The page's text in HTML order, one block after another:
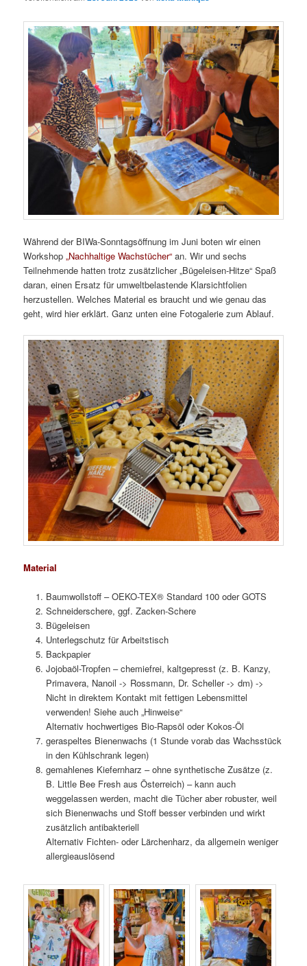
Während der BIWa-Sonntagsöffnung im Juni boten wir einen
Workshop„Nachhaltige Wachstücher“ an. Wir und sechs
Teilnehmende hatten trotz zusätzlicher „Bügeleisen-Hitze“ Spaß
daran, einen Ersatz für umweltbelastende Klarsichtfolien
herzustellen. Welches Material es braucht und wie genau das
geht, wird hier erklärt. Ganz unten eine Fotogalerie zum Ablauf.
Material
Baumwollstoff – OEKO-TEX® Standard 100 oder GOTS
Schneiderschere, ggf. Zacken-Schere
Bügeleisen
Unterlegschutz für Arbeitstisch
Backpapier
Jojobaöl-Tropfen – chemiefrei, kaltgepresst (z. B. Kanzy,
Primavera, Nanoil -> Rossmann, Dr. Scheller -> dm) ->
Nicht in direktem Kontakt mit fettigen Lebensmittel
verwenden! Siehe auch „Hinweise“
Alternativ hochwertiges Bio-Rapsöl oder Kokos-Öl
geraspeltes Bienenwachs (1 Stunde vorab das Wachsstück
in den Kühlschrank legen)
gemahlenes Kiefernharz – ohne synthetische Zusätze (z.
B. Little Bee Fresh aus Österreich) – kann auch
weggelassen werden, macht die Tücher aber robuster, weil
sich Bienenwachs und Stoff besser verbinden und wirkt
zusätzlich antibakteriell
Alternativ Fichten- oder Lärchenharz, da allgemein weniger
allergieauslösend